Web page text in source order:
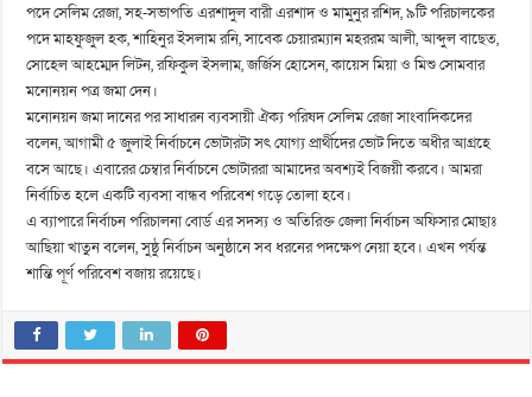
পদে সেলিম রেজা, সহ-সভাপতি এরশাদুল বারী এরশাদ ও মামুনুর রশিদ, ৯টি পরিচালকের
পদে মাহফুজুল হক, শাহিনুর ইসলাম রনি, সাবেক চেয়ারম্যান মহররম আলী, আব্দুল বাছেত,
সোহেল আহম্মেদ লিটন, রফিকুল ইসলাম, জর্জিস হোসেন, কায়েস মিয়া ও মিশু সোমবার
মনোনয়ন পত্র জমা দেন।
মনোনয়ন জমা দানের পর সাধারন ব্যবসায়ী ঐক্য পরিষদ সেলিম রেজা সাংবাদিকদের
বলেন, আগামী ৫ জুলাই নির্বাচনে ভোটারটা সৎ যোগ্য প্রার্থীদের ভোট দিতে অধীর আগ্রহে
বসে আছে। এবারের চেম্বার নির্বাচনে ভোটাররা আমাদের অবশ্যই বিজয়ী করবে। আমরা
নির্বাচিত হলে একটি ব্যবসা বান্ধব পরিবেশ গড়ে তোলা হবে।
এ ব্যাপারে নির্বাচন পরিচালনা বোর্ড এর সদস্য ও অতিরিক্ত জেলা নির্বাচন অফিসার মোছাঃ
আছিয়া খাতুন বলেন, সুষ্ঠু নির্বাচন অনুষ্ঠানে সব ধরনের পদক্ষেপ নেয়া হবে। এখন পর্যন্ত
শান্তি পূর্ণ পরিবেশ বজায় রয়েছে।